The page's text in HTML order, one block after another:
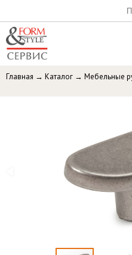
Главная → Каталог → Мебельные